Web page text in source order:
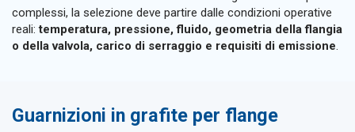
complessi, la selezione deve partire dalle condizioni operative
reali:temperatura, pressione, fluido, geometria della flangia
o della valvola, carico di serraggio e requisiti di emissione.
Guarnizioni in grafite per flange